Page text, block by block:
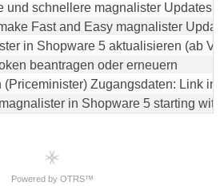
und schnellere magnalister Updates
Fast and Easy magnalister
in Shopware 5 aktualisieren (ab
beantragen oder erneuern
(Priceminister) Zugangsdaten: Link in
in Shopware 5 starting with
Powered by OTRS™